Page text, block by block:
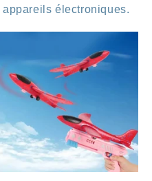
appareils électroniques.